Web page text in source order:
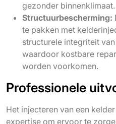
gezonder binnenklimaat.
Structuurbescherming:
te pakken met
structurele integriteit
waardoor kostbare
worden voorkomen.
Professionele
Het injecteren van een
expertise om ervoor te